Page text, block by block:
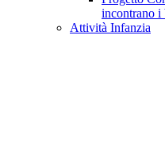
incontrano i
Attività Infanzia